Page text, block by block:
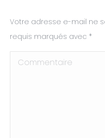
Votre adresse e-mail ne
requis marqués avec *
Commentaire